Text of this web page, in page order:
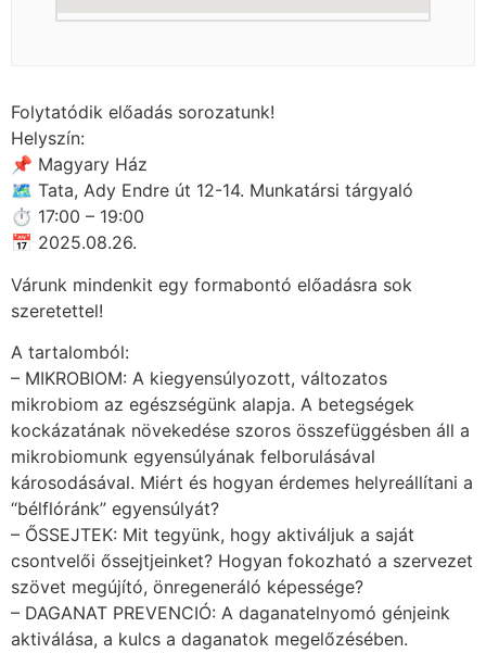
Folytatódik előadás sorozatunk!
Helyszín:
📌 Magyary Ház
🗺 Tata, Ady Endre út 12-14. Munkatársi tárgyaló
⏱ 17:00 – 19:00
📅 2025.08.26.
Várunk mindenkit egy formabontó előadásra sok
szeretettel!
A tartalomból:
– MIKROBIOM: A kiegyensúlyozott, változatos
mikrobiom az egészségünk alapja. A betegségek
kockázatának növekedése szoros összefüggésben áll a
mikrobiomunk egyensúlyának felborulásával
károsodásával. Miért és hogyan érdemes helyreállítani a
“bélflóránk” egyensúlyát?
– ŐSSEJTEK: Mit tegyünk, hogy aktiváljuk a saját
csontvelői őssejtjeinket? Hogyan fokozható a szervezet
szövet megújító, önregeneráló képessége?
– DAGANAT PREVENCIÓ: A daganatelnyomó génjeink
aktiválása, a kulcs a daganatok megelőzésében.